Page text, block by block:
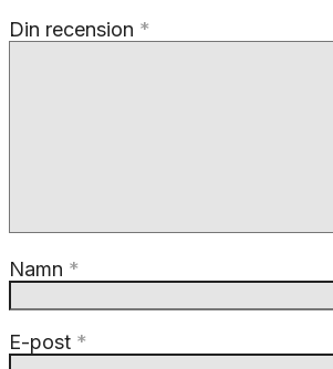
Din recension *
Namn *
E-post *